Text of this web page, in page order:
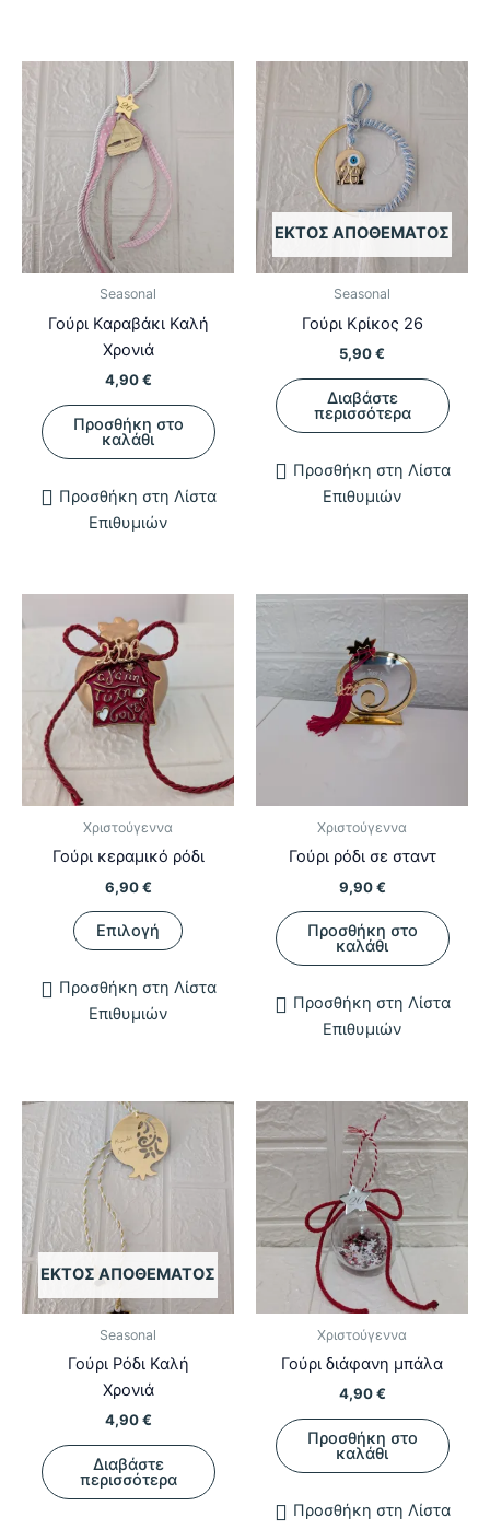
επιλογές
Seasonal
Γούρι Καραβάκι Καλή
Χρονιά
4,90€
Προσθήκη στο
καλάθι
Προσθήκη στη Λίστα
Επιθυμιών
ΕΚΤΌΣ ΑΠΟΘΈΜΑΤΟΣ
Seasonal
Γούρι Κρίκος 26
5,90€
Διαβάστε
περισσότερα
Προσθήκη στη Λίστα
Επιθυμιών
Χριστούγεννα
Γούρι κεραμικό ρόδι
6,90€
Επιλογή
το
έχει
επιλογές
του
προϊόντος
Προσθήκη στη Λίστα
Επιθυμιών
Χριστούγεννα
Γούρι ρόδι σε σταντ
9,90€
Προσθήκη στο
καλάθι
Προσθήκη στη Λίστα
Επιθυμιών
ΕΚΤΌΣ ΑΠΟΘΈΜΑΤΟΣ
Seasonal
Γούρι Ρόδι Καλή
Χρονιά
4,90€
Διαβάστε
περισσότερα
Χριστούγεννα
Γούρι διάφανη μπάλα
4,90€
Προσθήκη στο
καλάθι
Προσθήκη στη Λίστα